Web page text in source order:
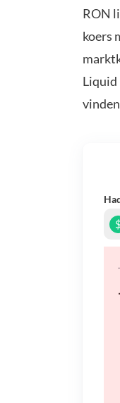
RON
koers
Liquid
$